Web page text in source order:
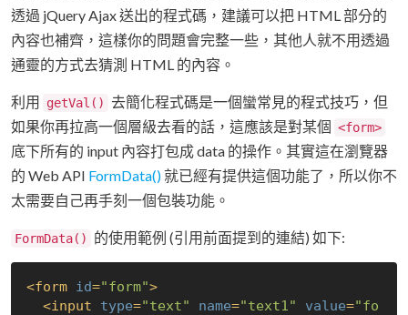
透過 jQuery Ajax 送出的程式碼，建議可以把 HTML 部分的
內容也補齊，這樣你的問題會完整一些，其他人就不用透過
通靈的方式去猜測 HTML 的內容。
利用 getVal() 去簡化程式碼是一個蠻常見的程式技巧，但
如果你再拉高一個層級去看的話，這應該是對某個 <form>
底下所有的 input 內容打包成 data 的操作。其實這在瀏覽器
的 Web API FormData()就已經有提供這個功能了，所以你不
太需要自己再手刻一個包裝功能。
FormData() 的使用範例 (引用前面提到的連結) 如下:
<form id="form">
<input type="text" name="text1" value="fo